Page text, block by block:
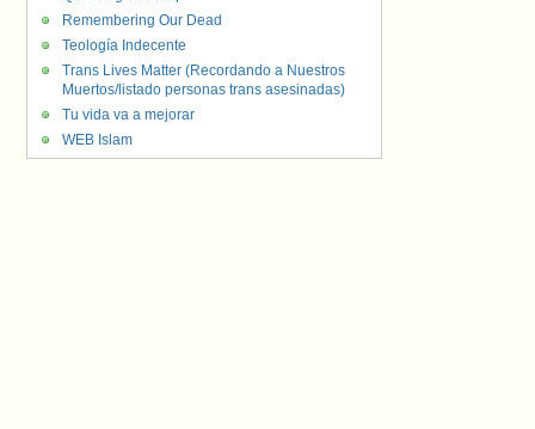
Remembering Our Dead
Teología Indecente
Trans Lives Matter (Recordando a Nuestros
Muertos/listado personas trans asesinadas)
Tu vida va a mejorar
WEB Islam